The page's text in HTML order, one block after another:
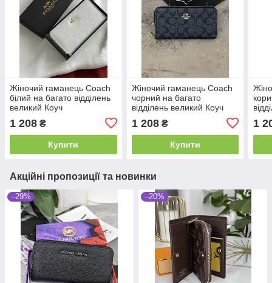
Жіночий гаманець Coach
білий на багато відділень
великий Коуч
1 208 ₴
Купити
Жіночий гаманець Coach
чорний на багато
відділень великий Коуч
1 208₴
Купити
1
Акційні пропозиції та новинки
–29% –20%